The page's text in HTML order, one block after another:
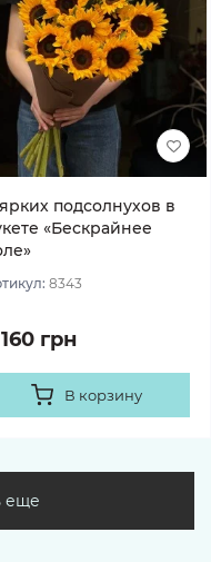
ярких подсолнухов в
«Бескрайнее
8343
грн
В корзину
еще